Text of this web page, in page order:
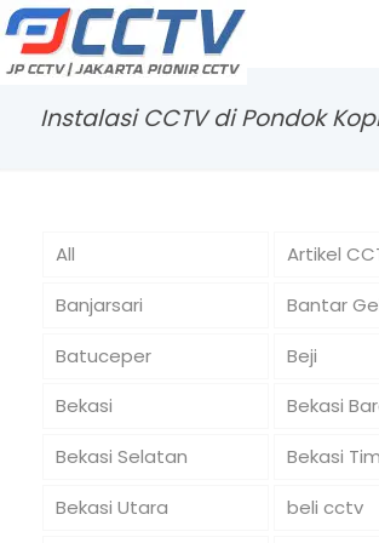
Instalasi CCTV di Pondok
All
Artikel
Banjarsari
Bantar
Batuceper
Beji
Bekasi
Bekasi
Bekasi Selatan
Bekasi
Bekasi Utara
beli cctv